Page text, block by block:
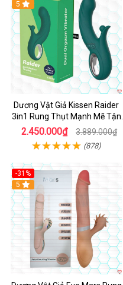
Hot
5
Dương Vật Giả Kissen Raider
3in1 Rung Thụt Mạnh Mẽ Tận
Hưởng
2.450.000₫ 3.889.000₫
(878)
-31%
5